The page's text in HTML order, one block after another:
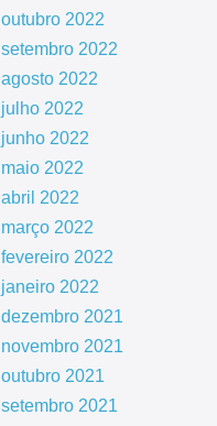
outubro 2022
setembro 2022
agosto 2022
julho 2022
junho 2022
maio 2022
abril 2022
março 2022
fevereiro 2022
janeiro 2022
dezembro 2021
novembro 2021
outubro 2021
setembro 2021